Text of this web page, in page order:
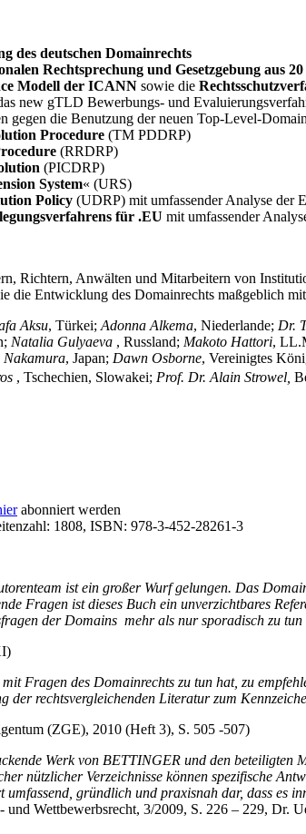
des deutschen Domainrechts
Rechtsprechung und Gesetzgebung aus
Modell der ICANN sowie die
new gTLD Bewerbungs- und
gegen die Benutzung der neuen Top-Level-
Procedure (TM PDDRP)
(RRDRP)
(PICDRP)
System« (URS)
Policy (UDRP) mit umfassender Analyse der
für .EU mit umfassender
Richtern, Anwälten und Mitarbeitern von
die Entwicklung des Domainrechts maßgeblich
Aksu, Türkei; Adonna Alkema, Niederlande; Dr.
Natalia Gulyaeva , Russland; Makoto Hattori,
Nakamura, Japan; Dawn Osborne, Vereinigtes
, Tschechien, Slowakei; Prof. Dr. Alain Strowel,
abonniert werden
1808, ISBN: 978-3-452-28261-3
ist ein großer Wurf gelungen. Das
Fragen ist dieses Buch ein unverzichtbares
der Domains mehr als nur sporadisch zu
Fragen des Domainrechts zu tun hat, zu
der rechtsvergleichenden Literatur zum
(ZGE), 2010 (Heft 3), S. 505 -507)
Werk von BETTINGER und den
nützlicher Verzeichnisse können spezifische
gründlich und praxisnah dar, dass es
Wettbewerbsrecht, 3/2009, S. 226 – 229, Dr.